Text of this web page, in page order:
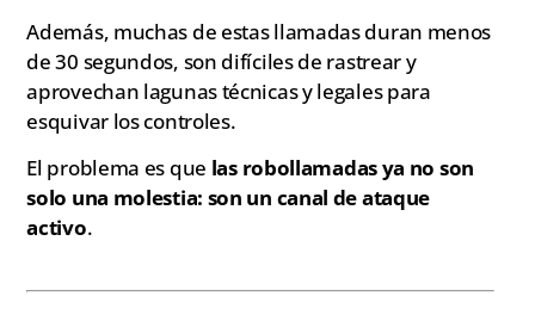
Además, muchas de estas llamadas duran menos
de 30 segundos, son difíciles de rastrear y
aprovechan lagunas técnicas y legales para
esquivar los controles.
El problema es que las robollamadas ya no son
solo una molestia: son un canal de ataque
activo.